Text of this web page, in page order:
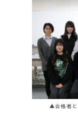
▲合格者と